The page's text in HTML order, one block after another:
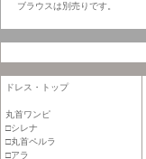
ブラウスは別売りです。
ドレス・トップ
丸首ワンピ
□シレナ
□丸首ペルラ
□アラ